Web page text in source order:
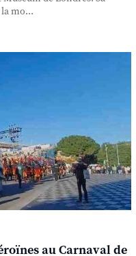
mo...
au Carnaval de